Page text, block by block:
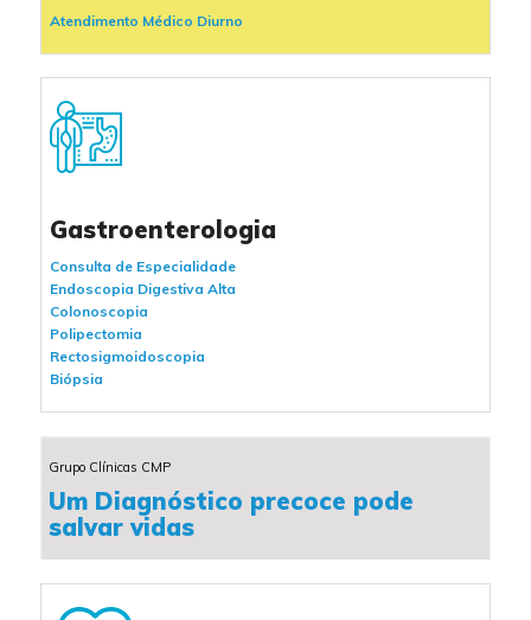
Atendimento Médico Diurno
Gastroenterologia
Consulta de Especialidade
Endoscopia Digestiva Alta
Colonoscopia
Polipectomia
Rectosigmoidoscopia
Biópsia
Grupo Clínicas CMP
Um Diagnóstico precoce pode
salvar vidas